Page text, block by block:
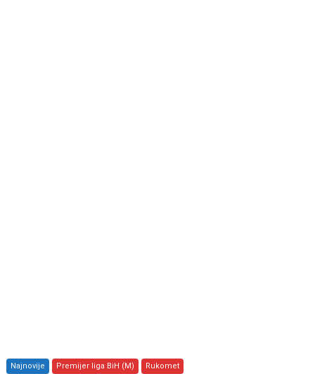
Najnovije Premijer liga BiH (M) Rukomet